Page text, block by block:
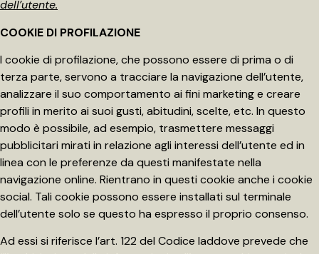
dell’utente.
COOKIE DI PROFILAZIONE
I cookie di profilazione, che possono essere di prima o di
terza parte, servono a tracciare la navigazione dell’utente,
analizzare il suo comportamento ai fini marketing e creare
profili in merito ai suoi gusti, abitudini, scelte, etc. In questo
modo è possibile, ad esempio, trasmettere messaggi
pubblicitari mirati in relazione agli interessi dell’utente ed in
linea con le preferenze da questi manifestate nella
navigazione online. Rientrano in questi cookie anche i cookie
social. Tali cookie possono essere installati sul terminale
dell’utente solo se questo ha espresso il proprio consenso.
Ad essi si riferisce l’art. 122 del Codice laddove prevede che